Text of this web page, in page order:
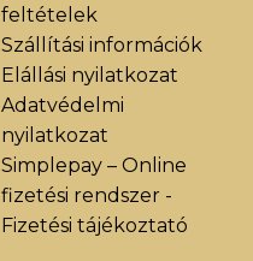
feltételek
Szállítási információk
Elállási nyilatkozat
Adatvédelmi
nyilatkozat
Simplepay – Online
fizetési rendszer -
Fizetési tájékoztató